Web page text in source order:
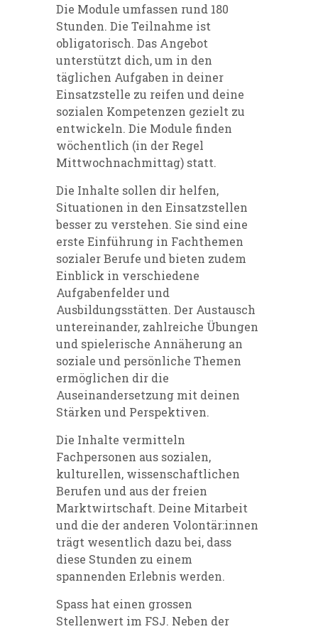
Die Module umfassen rund 180
Stunden. Die Teilnahme ist
obligatorisch. Das Angebot
unterstützt dich, um in den
täglichen Aufgaben in deiner
Einsatzstelle zu reifen und deine
sozialen Kompetenzen gezielt zu
entwickeln. Die Module finden
wöchentlich (in der Regel
Mittwochnachmittag) statt.
Die Inhalte sollen dir helfen,
Situationen in den Einsatzstellen
besser zu verstehen. Sie sind eine
erste Einführung in Fachthemen
sozialer Berufe und bieten zudem
Einblick in verschiedene
Aufgabenfelder und
Ausbildungsstätten. Der Austausch
untereinander, zahlreiche Übungen
und spielerische Annäherung an
soziale und persönliche Themen
ermöglichen dir die
Auseinandersetzung mit deinen
Stärken und Perspektiven.
Die Inhalte vermitteln
Fachpersonen aus sozialen,
kulturellen, wissenschaftlichen
Berufen und aus der freien
Marktwirtschaft. Deine Mitarbeit
und die der anderen Volontär:innen
trägt wesentlich dazu bei, dass
diese Stunden zu einem
spannenden Erlebnis werden.
Spass hat einen grossen
Stellenwert im FSJ. Neben der